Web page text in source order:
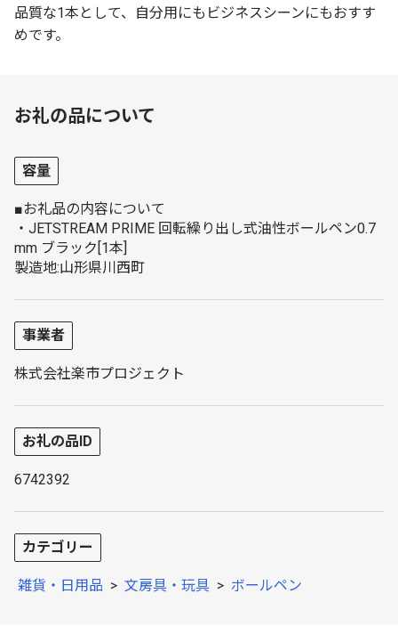
品質な1本として、自分用にもビジネスシーンにもおすす
めです。
お礼の品について
容量
■お礼品の内容について
・JETSTREAM PRIME 回転繰り出し式油性ボールペン0.7
mm ブラック[1本]
製造地:山形県川西町
事業者
株式会社楽市プロジェクト
お礼の品ID
6742392
カテゴリー
雑貨・日用品 > 文房具・玩具 > ボールペン